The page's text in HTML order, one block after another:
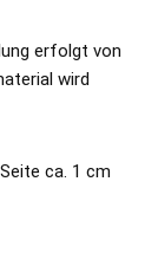
erfolgt von
wird
ca. 1 cm